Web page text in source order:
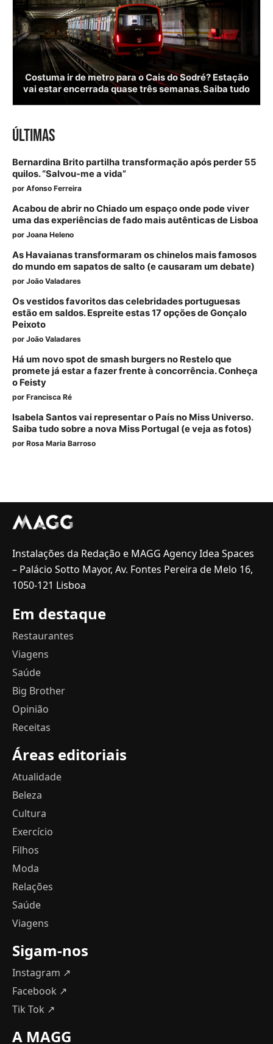
Costuma ir de metro para o Cais do Sodré? Estação
vai estar encerrada quase três semanas. Saiba tudo
ÚLTIMAS
Bernardina Brito partilha transformação após perder 55
quilos. “Salvou-me a vida”
por Afonso Ferreira
Acabou de abrir no Chiado um espaço onde pode viver
uma das experiências de fado mais autênticas de Lisboa
por Joana Heleno
As Havaianas transformaram os chinelos mais famosos
do mundo em sapatos de salto (e causaram um debate)
por João Valadares
Os vestidos favoritos das celebridades portuguesas
estão em saldos. Espreite estas 17 opções de Gonçalo
Peixoto
por João Valadares
Há um novo spot de smash burgers no Restelo que
promete já estar a fazer frente à concorrência. Conheça
o Feisty
por Francisca Ré
Isabela Santos vai representar o País no Miss Universo.
Saiba tudo sobre a nova Miss Portugal (e veja as fotos)
por Rosa Maria Barroso
Instalações da Redação e MAGG Agency Idea Spaces
– Palácio Sotto Mayor, Av. Fontes Pereira de Melo 16,
1050-121 Lisboa
Em destaque
Restaurantes
Viagens
Saúde
Big Brother
Opinião
Receitas
Áreas editoriais
Atualidade
Beleza
Cultura
Exercício
Filhos
Moda
Relações
Saúde
Viagens
Sigam-nos
Instagram ↗
Facebook ↗
Tik Tok ↗
A MAGG